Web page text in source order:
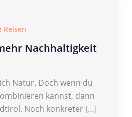
Reisen
Nachhaltigkeit
Natur. Doch wenn du
kannst, dann
Noch konkreter […]